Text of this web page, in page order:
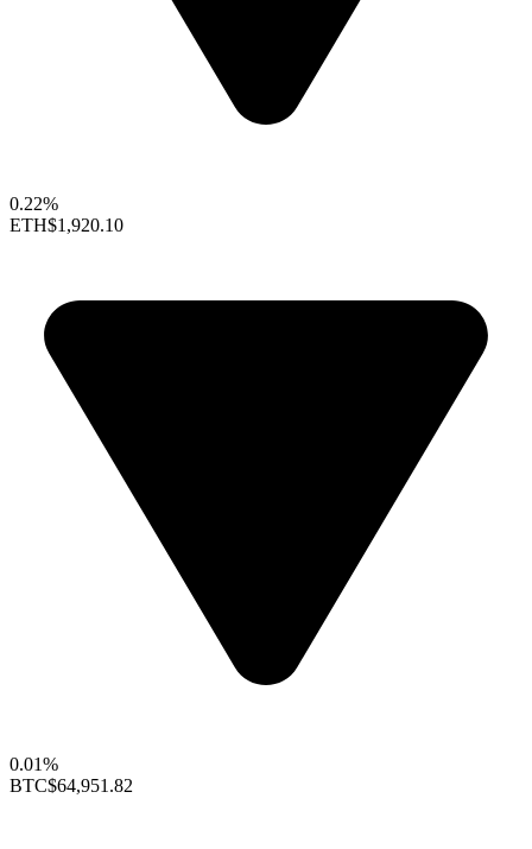
0.22%
ETH$1,920.10
0.01%
BTC$64,951.82